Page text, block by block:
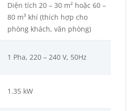
Diện tích 20 – 30 m² hoặc 60 –
80 m³ khí (thích hợp cho
phòng khách, văn phòng)
1 Pha, 220 – 240 V, 50Hz
1.35 kW